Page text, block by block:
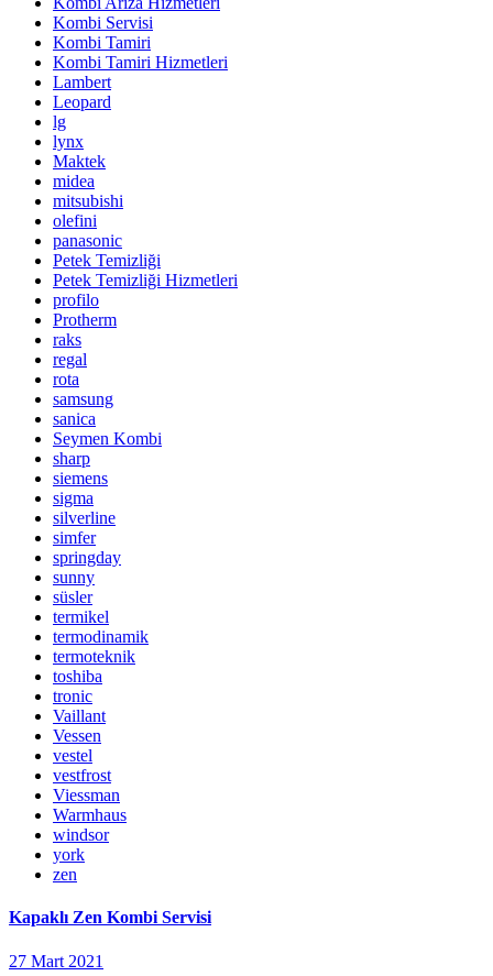
Kombi Servisi
Kombi Tamiri
Kombi Tamiri Hizmetleri
Lambert
Leopard
lg
lynx
Maktek
midea
mitsubishi
olefini
panasonic
Petek Temizliği
Petek Temizliği Hizmetleri
profilo
Protherm
raks
regal
rota
samsung
sanica
Seymen Kombi
sharp
siemens
sigma
silverline
simfer
springday
sunny
süsler
termikel
termodinamik
termoteknik
toshiba
tronic
Vaillant
Vessen
vestel
vestfrost
Viessman
Warmhaus
windsor
york
zen
Kapaklı Zen Kombi Servisi
27 Mart 2021